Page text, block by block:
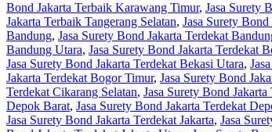
Bond Jakarta Terbaik Karawang Timur, Jasa Surety
Jakarta Terbaik Tangerang Selatan, Jasa Surety
Bandung, Jasa Surety Bond Jakarta Terdekat
Bandung Utara, Jasa Surety Bond Jakarta Terdekat
Jasa Surety Bond Jakarta Terdekat Bekasi Utara,
Jakarta Terdekat Bogor Timur, Jasa Surety Bond
Terdekat Cikarang Selatan, Jasa Surety Bond
Depok Barat, Jasa Surety Bond Jakarta Terdekat
Jasa Surety Bond Jakarta Terdekat Jakarta, Jasa